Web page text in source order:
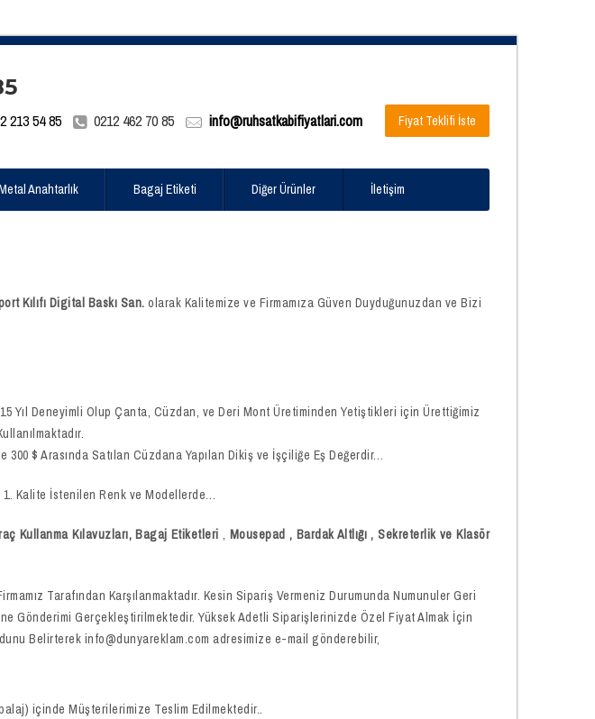
213 54 85 0212 462 70 85 info@ruhsatkabifiyatlari.com Fiyat Teklifi İste
Anahtarlık Bagaj Etiketi Diğer Ürünler İletişim
Kılıfı Digital Baskı San. olarak Kalitemize ve Firmamıza Güven Duyduğunuzdan ve Bizi
15 Yıl Deneyimli Olup Çanta, Cüzdan, ve Deri Mont Üretiminden Yetiştikleri için Ürettiğimiz
$ Arasında Satılan Cüzdana Yapılan Dikiş ve İşçiliğe Eş Değerdir…
Kalite İstenilen Renk ve Modellerde…
Kullanma Kılavuzları, Bagaj Etiketleri, Mousepad , Bardak Altlığı , Sekreterlik ve Klasör
Tarafından Karşılanmaktadır. Kesin Sipariş Vermeniz Durumunda Numunuler Geri
Gönderimi Gerçekleştirilmektedir. Yüksek Adetli Siparişlerinizde Özel Fiyat Almak İçin
Belirterek info@dunyareklam.com adresimize e-mail gönderebilir,
içinde Müşterilerimize Teslim Edilmektedir..